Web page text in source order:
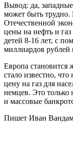
Вывод: да,
может быть
Отечественной
цены на нефть и
детей 8-16 лет, с
миллиардов рублей
Европа становится
стало известно,
цену на газ для
немцев. Это только
и массовые
Пишет Иван